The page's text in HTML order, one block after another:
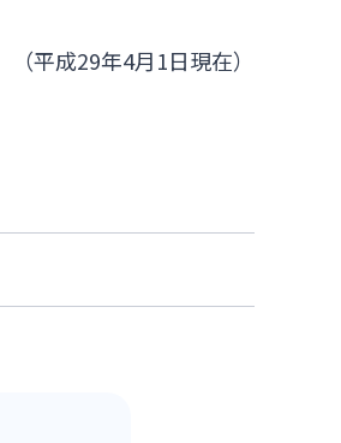
（平成29年4月1日現在）